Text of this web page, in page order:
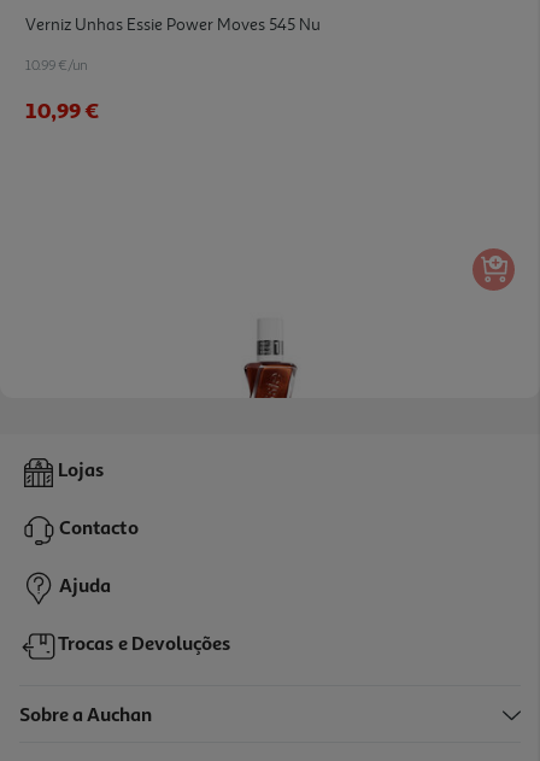
Verniz Unhas Essie Power Moves 545 Nu
10.99 €/un
10,99 €
Verniz Essie Gel Diamonds 568
13,99 €
Lojas
Contacto
Ajuda
Trocas e Devoluções
Sobre a Auchan